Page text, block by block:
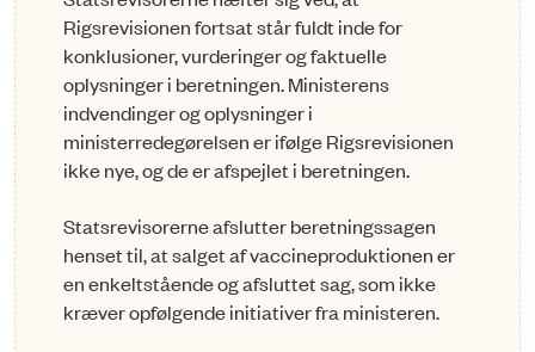
Rigsrevisionen fortsat står fuldt inde for
konklusioner, vurderinger og faktuelle
oplysninger i beretningen. Ministerens
indvendinger og oplysninger i
ministerredegørelsen er ifølge Rigsrevisionen
ikke nye, og de er afspejlet i beretningen.
Statsrevisorerne afslutter beretningssagen
henset til, at salget af vaccineproduktionen er
en enkeltstående og afsluttet sag, som ikke
kræver opfølgende initiativer fra ministeren.